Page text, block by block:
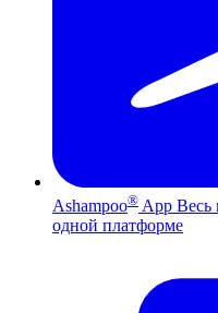
Ashampoo® App Весь
одной платформе